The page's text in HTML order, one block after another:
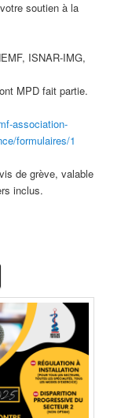
soutien à la
ISNAR-IMG,
MPD fait partie.
association-
formulaires/1
de grève, valable
inclus.